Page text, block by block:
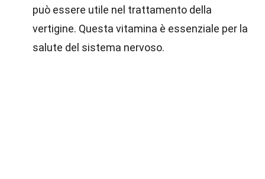
può essere utile nel trattamento della
vertigine. Questa vitamina è essenziale per la
salute del sistema nervoso.